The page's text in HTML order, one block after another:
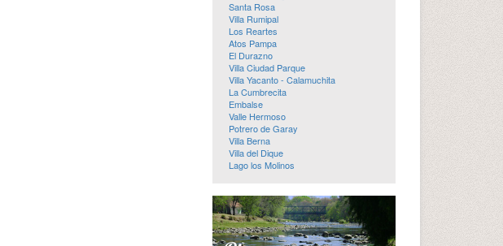
Santa Rosa
Villa Rumipal
Los Reartes
Atos Pampa
El Durazno
Villa Ciudad Parque
Villa Yacanto - Calamuchita
La Cumbrecita
Embalse
Valle Hermoso
Potrero de Garay
Villa Berna
Villa del Dique
Lago los Molinos